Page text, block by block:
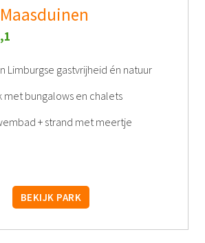
Limburgse gastvrijheid én natuur
met bungalows en chalets
+ strand met meertje
BEKIJK PARK